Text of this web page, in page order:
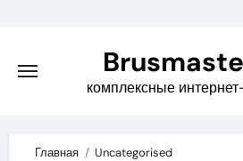
content
комплексные
Главная
Uncategorised